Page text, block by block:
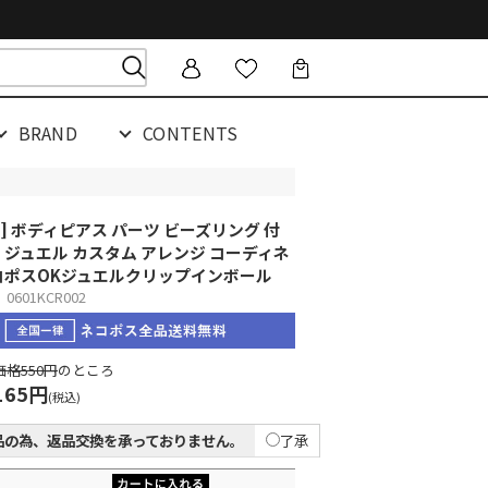
BRAND CONTENTS
ディピアス パーツ ビーズリング 付
ュエル カスタム アレンジ コーディネ
ポスOKジュエルクリップインボール
格550円のところ
円(税込)
為、返品交換を承っておりません。 了承